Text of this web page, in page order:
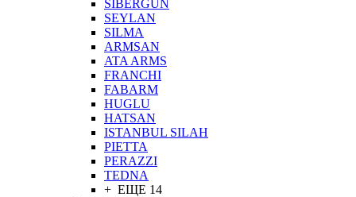
SIBERGUN
SEYLAN
SILMA
ARMSAN
ATA ARMS
FRANCHI
FABARM
HUGLU
HATSAN
ISTANBUL SILAH
PIETTA
PERAZZI
TEDNA
+ ЕЩЕ 14